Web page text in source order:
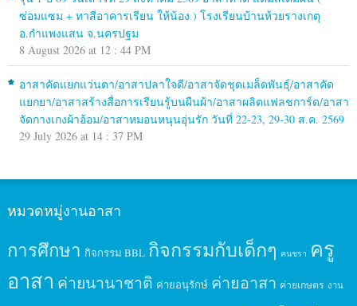
ซ่อมแซม + ทาสีอาคารเรียน ให้น้อง ) โรงเรียนบ้านห้วยรางเกตุ
อ.กำแพงแสน จ.นครปฐม
8 August 2026 at 12 : 44 PM
อาสาคัดแยกแว่นตา/อาสาปลาใจดี/อาสาจัดชุดเมล็ดพันธุ์/อาสาคัด
แยกยา/อาสาสร้างสื่อการเรียนรู้บนผืนผ้า/อาสาผลิตแฟลชการ์ด/อาสา
จัดกางเกงผ้าอ้อม/อาสาหมอนหนุนอุ่นรัก วันที่ 22-23, 29-30 ส.ค. 2569
29 July 2026 at 14 : 37 PM
หมวดหมู่งานอาสา
การศึกษา กิจกรรม BBL กิจกรรมกับเด็กๆ คนชรา ครู
อาสา ค่ายนานาชาติ ค่ายอนุรักษ์ ค่ายอาสา ค่ายเกษตร งาน